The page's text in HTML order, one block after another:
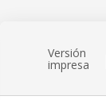
Versión
impresa